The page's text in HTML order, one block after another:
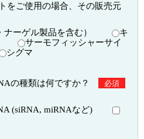
をご使用の場合、その販売元
ーゲル製品を含む）
キ
サーモフィッシャーサイ
シグマ
の種類は何ですか？
必須
(siRNA, miRNAなど)